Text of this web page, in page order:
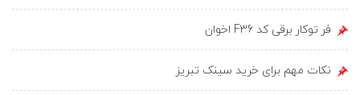
فر توکار برقی کد F36 اخوان
نکات مهم برای خرید سینک تبریز